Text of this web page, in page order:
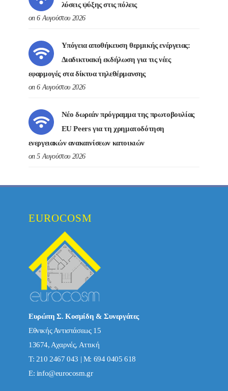
λύσεις ψύξης στις πόλεις
on 6 Αυγούστου 2026
Υπόγεια αποθήκευση θερμικής ενέργειας:
Διαδικτυακή εκδήλωση για τις νέες
εφαρμογές στα δίκτυα τηλεθέρμανσης
on 6 Αυγούστου 2026
Νέο δωρεάν πρόγραμμα της πρωτοβουλίας
EU Peers για τη χρηματοδότηση
ενεργειακών ανακαινίσεων κατοικιών
on 5 Αυγούστου 2026
EUROCOSM
Ευρώπη Σ. Κοσμίδη & Συνεργάτες
Εθνικής Αντιστάσεως 15
13674, Αχαρνές, Αττική
Τ: 210 2467 043 | Μ: 694 0405 618
E: info@eurocosm.gr